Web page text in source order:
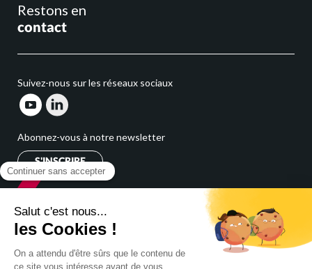
Restons en
contact
Suivez-nous sur les réseaux sociaux
Abonnez-vous à notre newsletter
S'INSCRIRE
expert comptable